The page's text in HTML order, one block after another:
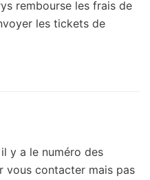
rembourse les frais de
les tickets de
y a le numéro des
vous contacter mais pas